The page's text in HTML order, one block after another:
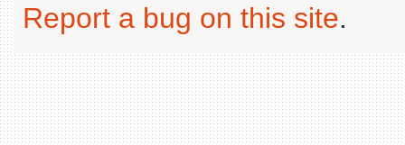
Report a bug on this site.